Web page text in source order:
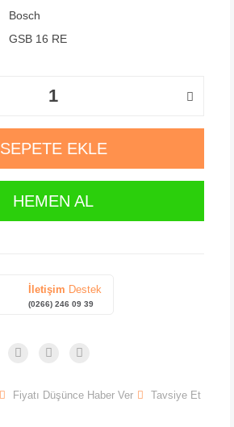
Bosch
GSB 16 RE
SEPETE EKLE
HEMEN AL
İletişim Destek
(0266) 246 09 39
Fiyatı Düşünce Haber Ver Tavsiye Et